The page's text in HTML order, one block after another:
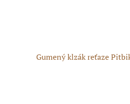
Gumený klzák reťaze